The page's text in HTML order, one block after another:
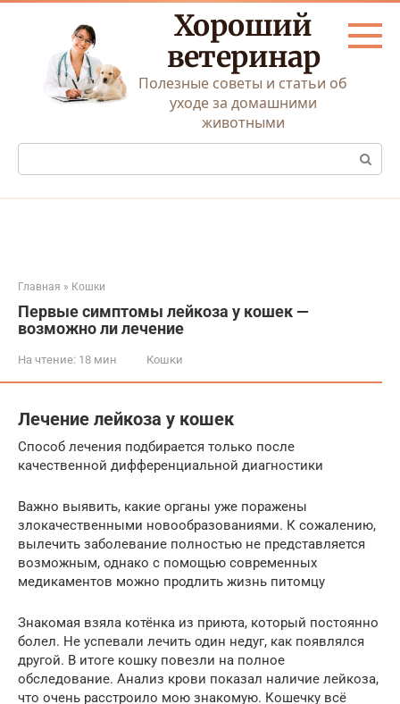
Перейти
Хороший
ветеринар
Полезные советы и статьи об
уходе за домашними
животными
Поиск:
Главная » Кошки
Первые симптомы лейкоза у кошек —
возможно ли лечение
На чтение: 18 мин Кошки
Лечение лейкоза у кошек
Способ лечения подбирается только после
качественной дифференциальной диагностики
Важно выявить, какие органы уже поражены
злокачественными новообразованиями. К сожалению,
вылечить заболевание полностью не представляется
возможным, однако с помощью современных
медикаментов можно продлить жизнь питомцу
Знакомая взяла котёнка из приюта, который постоянно
болел. Не успевали лечить один недуг, как появлялся
другой. В итоге кошку повезли на полное
обследование. Анализ крови показал наличие лейкоза,
что очень расстроило мою знакомую. Кошечку всё